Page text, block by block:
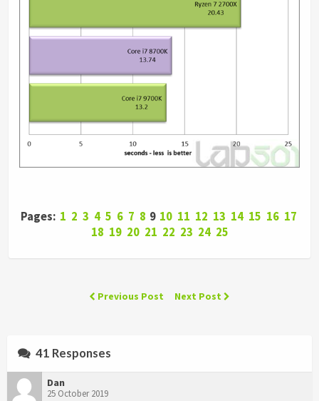
Pages: 1 2 3 4 5 6 7 8 9 10 11 12 13 14 15 16 17
18 19 20 21 22 23 24 25
Previous Post Next Post
41 Responses
Dan
25 October 2019